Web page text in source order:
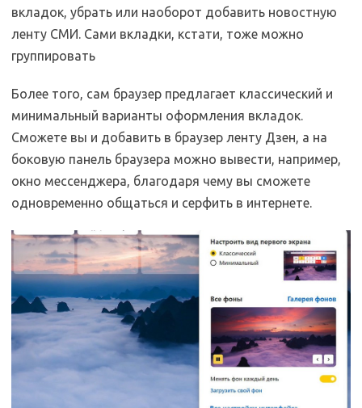
вкладок, убрать или наоборот добавить новостную
ленту СМИ. Сами вкладки, кстати, тоже можно
группировать
Более того, сам браузер предлагает классический и
минимальный варианты оформления вкладок.
Сможете вы и добавить в браузер ленту Дзен, а на
боковую панель браузера можно вывести, например,
окно мессенджера, благодаря чему вы сможете
одновременно общаться и серфить в интернете.